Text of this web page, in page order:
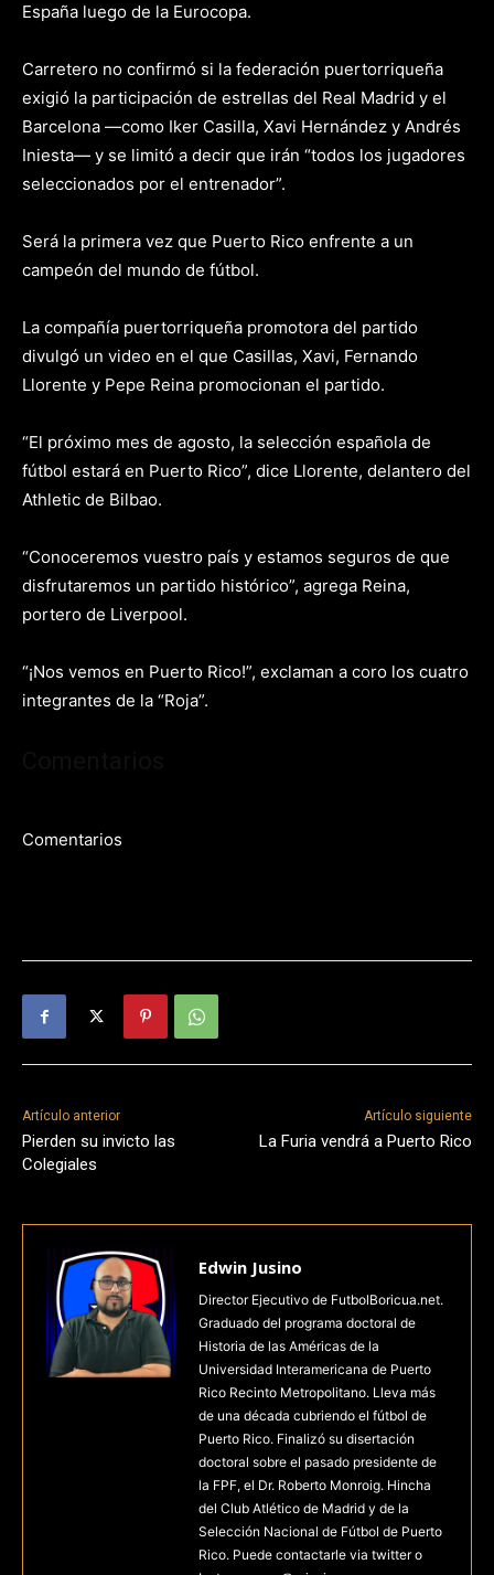
España luego de la Eurocopa.
Carretero no confirmó si la federación puertorriqueña
exigió la participación de estrellas del Real Madrid y el
Barcelona —como Iker Casilla, Xavi Hernández y Andrés
Iniesta— y se limitó a decir que irán “todos los jugadores
seleccionados por el entrenador”.
Será la primera vez que Puerto Rico enfrente a un
campeón del mundo de fútbol.
La compañía puertorriqueña promotora del partido
divulgó un video en el que Casillas, Xavi, Fernando
Llorente y Pepe Reina promocionan el partido.
“El próximo mes de agosto, la selección española de
fútbol estará en Puerto Rico”, dice Llorente, delantero del
Athletic de Bilbao.
“Conoceremos vuestro país y estamos seguros de que
disfrutaremos un partido histórico”, agrega Reina,
portero de Liverpool.
“¡Nos vemos en Puerto Rico!”, exclaman a coro los cuatro
integrantes de la “Roja”.
Comentarios
Artículo anterior
Pierden su invicto las
Colegiales
Artículo siguiente
La Furia vendrá a Puerto Rico
Edwin Jusino
Director Ejecutivo de FutbolBoricua.net.
Graduado del programa doctoral de
Historia de las Américas de la
Universidad Interamericana de Puerto
Rico Recinto Metropolitano. Lleva más
de una década cubriendo el fútbol de
Puerto Rico. Finalizó su disertación
doctoral sobre el pasado presidente de
la FPF, el Dr. Roberto Monroig. Hincha
del Club Atlético de Madrid y de la
Selección Nacional de Fútbol de Puerto
Rico. Puede contactarle via twitter o